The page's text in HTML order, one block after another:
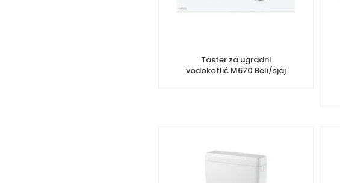
Taster za ugradni
vodokotlić M670 Beli/sjaj